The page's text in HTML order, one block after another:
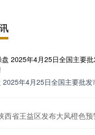
2025年4月25日全国主要批发
西省王益区发布大风橙色预